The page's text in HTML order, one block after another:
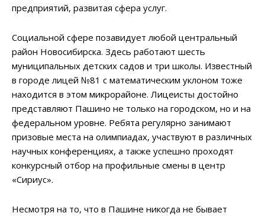
предприятий, развитая сфера услуг.
Социальной сфере позавидует любой центральный
район Новосибирска. Здесь работают шесть
муниципальных детских садов и три школы. Известный
в городе лицей №81 с математическим уклоном тоже
находится в этом микрорайоне. Лицеисты достойно
представляют Пашино не только на городском, но и на
федеральном уровне. Ребята регулярно занимают
призовые места на олимпиадах, участвуют в различных
научных конференциях, а также успешно проходят
конкурсный отбор на профильные смены в центр
«Сириус».
Несмотря на то, что в Пашине никогда не бывает